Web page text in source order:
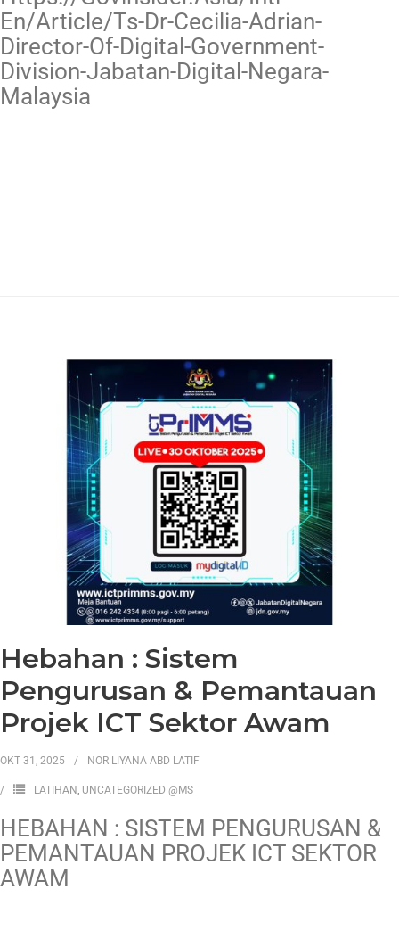
En/article/ts-Dr-Cecilia-Adrian-
Director-Of-Digital-Government-
Division-Jabatan-Digital-Negara-
Malaysia
Hebahan : Sistem
Pengurusan & Pemantauan
Projek ICT Sektor Awam
OKT 31, 2025 NOR LIYANA ABD LATIF
LATIHAN, UNCATEGORIZED @MS
HEBAHAN : SISTEM PENGURUSAN &
PEMANTAUAN PROJEK ICT SEKTOR
AWAM